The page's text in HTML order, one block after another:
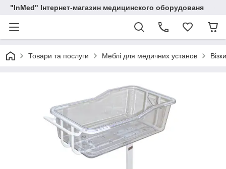
"InMed" Інтернет-магазин медицинского оборудованя
Товари та послуги Меблі для медичних установ